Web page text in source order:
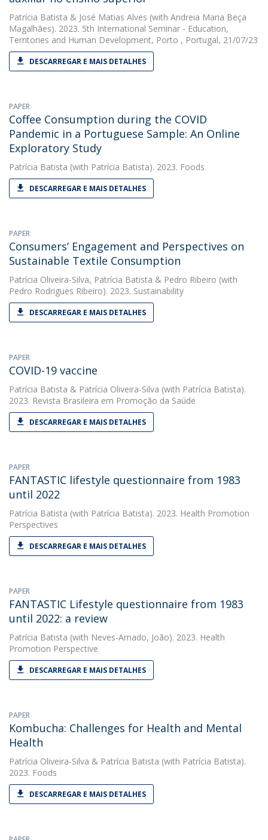
Patrícia Batista & José Matias Alves (with Andreia Maria Beça
Magalhães). 2023. 5th International Seminar - Education,
Territories and Human Development, Porto , Portugal, 21/07/23
DESCARREGAR E MAIS DETALHES
PAPER
Coffee Consumption during the COVID
Pandemic in a Portuguese Sample: An Online
Exploratory Study
Patrícia Batista (with Patrícia Batista). 2023. Foods
DESCARREGAR E MAIS DETALHES
PAPER
Consumers’ Engagement and Perspectives on
Sustainable Textile Consumption
Patrícia Oliveira-Silva, Patrícia Batista & Pedro Ribeiro (with
Pedro Rodrigues Ribeiro). 2023. Sustainability
DESCARREGAR E MAIS DETALHES
PAPER
COVID-19 vaccine
Patrícia Batista & Patrícia Oliveira-Silva (with Patrícia Batista).
2023. Revista Brasileira em Promoção da Saúde
DESCARREGAR E MAIS DETALHES
PAPER
FANTASTIC lifestyle questionnaire from 1983
until 2022
Patrícia Batista (with Patrícia Batista). 2023. Health Promotion
Perspectives
DESCARREGAR E MAIS DETALHES
PAPER
FANTASTIC Lifestyle questionnaire from 1983
until 2022: a review
Patrícia Batista (with Neves-Amado, João). 2023. Health
Promotion Perspective
DESCARREGAR E MAIS DETALHES
PAPER
Kombucha: Challenges for Health and Mental
Health
Patrícia Oliveira-Silva & Patrícia Batista (with Patrícia Batista).
2023. Foods
DESCARREGAR E MAIS DETALHES